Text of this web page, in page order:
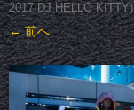
2017 DJ HELLO KITTY)
← 前へ